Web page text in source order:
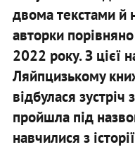
двома текстами
авторки
2022 року. З цієї
Ляйпцизькому
відбулася
пройшла під
навчилися з